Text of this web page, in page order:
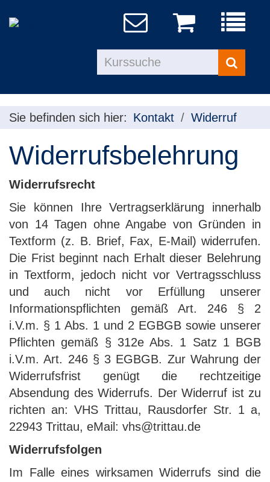
Menü
Kurse
suchen
Sie befinden sich hier: Kontakt Widerruf
Widerrufsbelehrung
Widerrufsrecht
Sie können Ihre Vertragserklärung innerhalb
von 14 Tagen ohne Angabe von Gründen in
Textform (z. B. Brief, Fax, E-Mail) widerrufen.
Die Frist beginnt nach Erhalt dieser Belehrung
in Textform, jedoch nicht vor Vertragsschluss
und auch nicht vor Erfüllung unserer
Informationspflichten gemäß Art. 246 § 2
i.V.m. § 1 Abs. 1 und 2 EGBGB sowie unserer
Pflichten gemäß § 312e Abs. 1 Satz 1 BGB
i.V.m. Art. 246 § 3 EGBGB. Zur Wahrung der
Widerrufsfrist genügt die rechtzeitige
Absendung des Widerrufs. Der Widerruf ist zu
richten an: VHS Trittau, Rausdorfer Str. 1 a,
22943 Trittau, eMail: vhs@trittau.de
Widerrufsfolgen
Im Falle eines wirksamen Widerrufs sind die